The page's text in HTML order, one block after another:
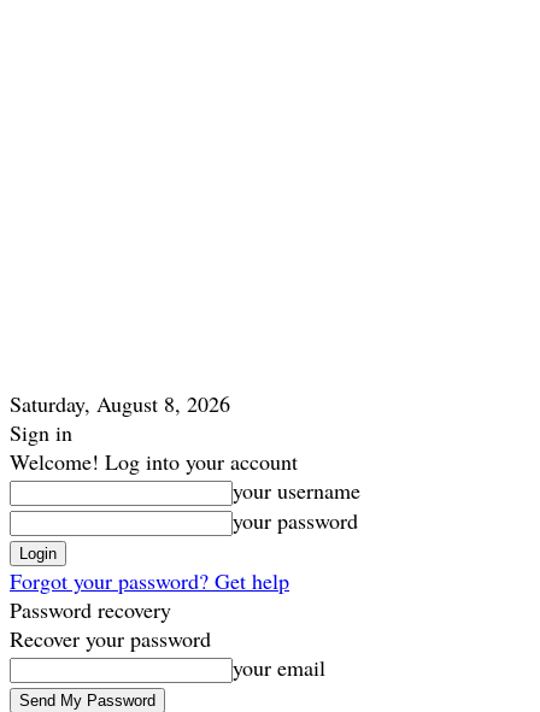
Saturday, August 8, 2026
Sign in
Welcome! Log into your account
your username
your password
Forgot your password? Get help
Password recovery
Recover your password
your email